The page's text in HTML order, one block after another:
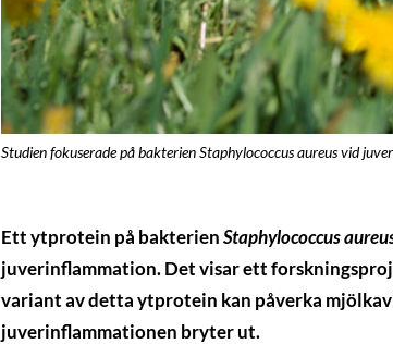
Studien fokuserade på bakterien Staphylococcus aureus vid
Ett ytprotein på bakterienStaphylococcus
juverinflammation. Det visar ett
variant av detta ytprotein kan påverka
juverinflammationen bryter ut.